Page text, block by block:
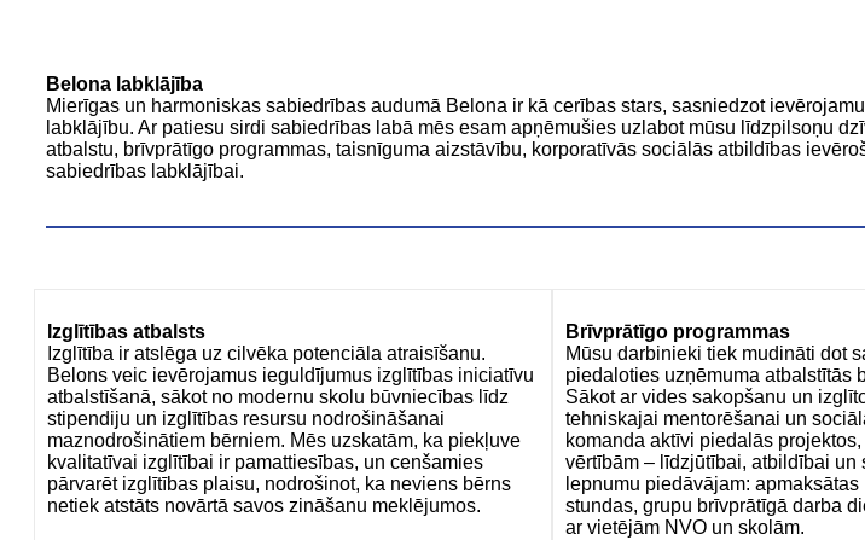
Belona labklājība
Mierīgas un harmoniskas sabiedrības audumā Belona ir kā cerības stars, sasniedzot
labklājību. Ar patiesu sirdi sabiedrības labā mēs esam apņēmušies uzlabot mūsu līdzpilsoņu
atbalstu, brīvprātīgo programmas, taisnīguma aizstāvību, korporatīvās sociālās atbildības
sabiedrības labklājībai.
Izglītības atbalsts
Izglītība ir atslēga uz cilvēka potenciāla atraisīšanu.
Belons veic ievērojamus ieguldījumus izglītības iniciatīvu
atbalstīšanā, sākot no modernu skolu būvniecības līdz
stipendiju un izglītības resursu nodrošināšanai
maznodrošinātiem bērniem. Mēs uzskatām, ka piekļuve
kvalitatīvai izglītībai ir pamattiesības, un cenšamies
pārvarēt izglītības plaisu, nodrošinot, ka neviens bērns
netiek atstāts novārtā savos zināšanu meklējumos.
Brīvprātīgo programmas
Mūsu darbinieki tiek mudināti dot
piedaloties uzņēmuma atbalstītās
Sākot ar vides sakopšanu un
tehniskajai mentorēšanai un
komanda aktīvi piedalās
vērtībām – līdzjūtībai, atbildībai un
lepnumu piedāvājam:
stundas, grupu brīvprātīgā darba
ar vietējām NVO un skolām.